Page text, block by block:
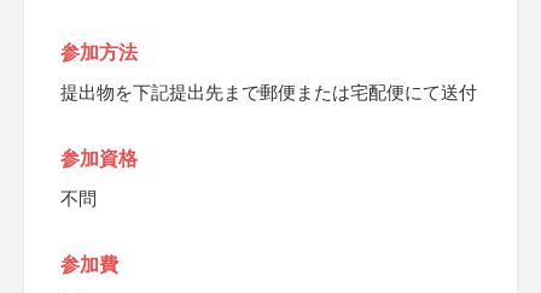
参加方法
提出物を下記提出先まで郵便または宅配便にて送付
参加資格
不問
参加費